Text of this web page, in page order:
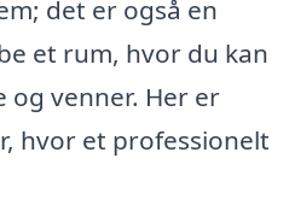
det er også en
et rum, hvor du kan
og venner. Her er
hvor et professionelt